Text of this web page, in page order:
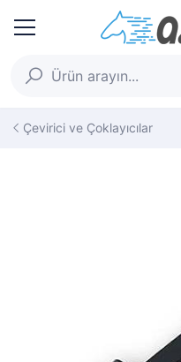
Çevirici ve Çoklayıcılar